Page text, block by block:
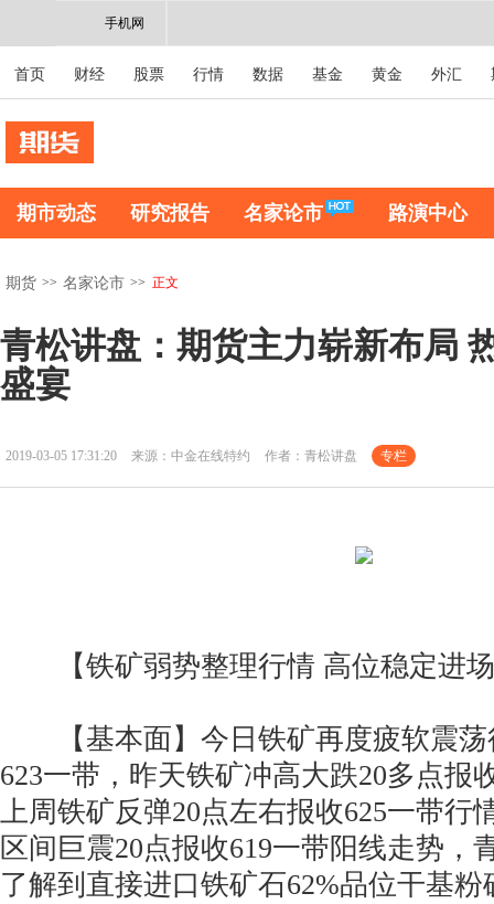
手机网
首页 财经 股票 行情 数据 基金 黄金 外汇
期市动态 研究报告 名家论市 路演中心
期货 >> 名家论市 >> 正文
青松讲盘：期货主力崭新布局
盛宴
2019-03-05 17:31:20 来源：中金在线特约 作者：青松讲盘 专栏
【铁矿弱势整理行情 高位稳定进
【基本面】今日铁矿再度疲软震荡
623一带，昨天铁矿冲高大跌20多点报
上周铁矿反弹20点左右报收625一带行
区间巨震20点报收619一带阳线走势，
了解到直接进口铁矿石62%品位干基粉